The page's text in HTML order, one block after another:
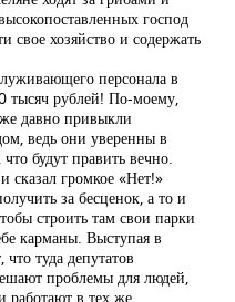
господ
хозяйство и содержать
персонала в
тысяч рублей! По-моему,
давно привыкли
ведь они уверенны в
будут править вечно.
сказал громкое «Нет!»
за бесценок, а то и
строить там свои парки
карманы. Выступая в
туда депутатов
проблемы для людей,
работают в тех же